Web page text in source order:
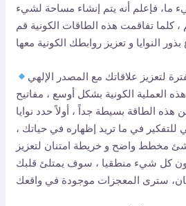
ما، فإعلم أنه يتم إنشاء مساحة لشيء
، كلما تفاقمت هذه الطاقات الكونية قم
لتعزيز علاقاتك مع المصدر الإلهي
العملية الكونية بشكل أوسع ، مفاتيح
هذه الطاقة بسيطة جداً ، أولاً حدد نوايا
في ما تريد إظهاره في حياتك ،
مخطط واضح و خريطة امتنان لتعزيز
كل شيء منطقيا ، سوف يمتلئ قلبك